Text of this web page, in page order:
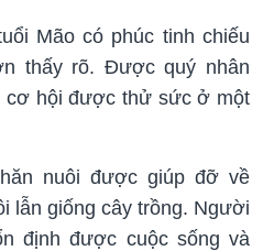
Mão có phúc tinh chiếu
thấy rõ. Được quý nhân
cơ hội được thử sức ở một
nuôi được giúp đỡ về
lẫn giống cây trồng. Người
định được cuộc sống và